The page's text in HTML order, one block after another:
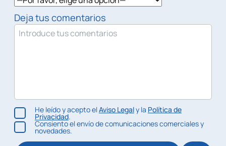
Deja tus comentarios
He leído y acepto elAviso Legaly la Política de
Privacidad.
Consiento el envío de comunicaciones comerciales y
novedades.